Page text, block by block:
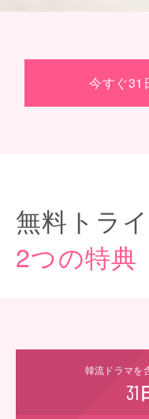
今すぐ31
無料トラ
2つの特典
韓流ドラマを
31